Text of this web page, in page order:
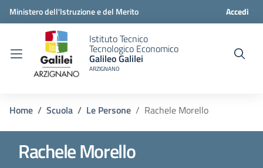
Ministero dell'Istruzione e del Merito Accedi
Istituto Tecnico
Tecnologico Economico
Galileo Galilei
ARZIGNANO
Home Scuola Le Persone Rachele Morello
Rachele Morello